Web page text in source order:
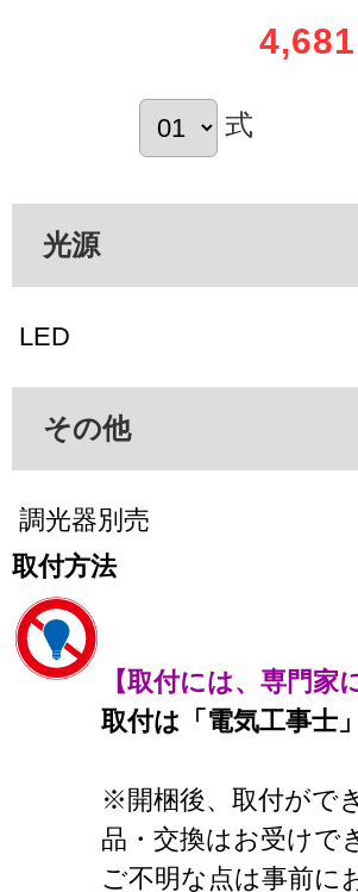
4,681
式
光源
LED
その他
調光器別売
取付方法
【取付には、専門
取付は「電気工事士
※開梱後、取付がで
品・交換はお受けで
ご不明な点は事前に